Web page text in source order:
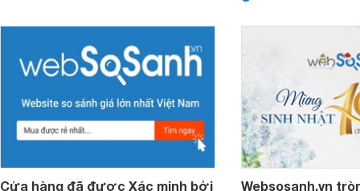
Cửa hàng đã được Xác minh bởi
Websosanh.vn